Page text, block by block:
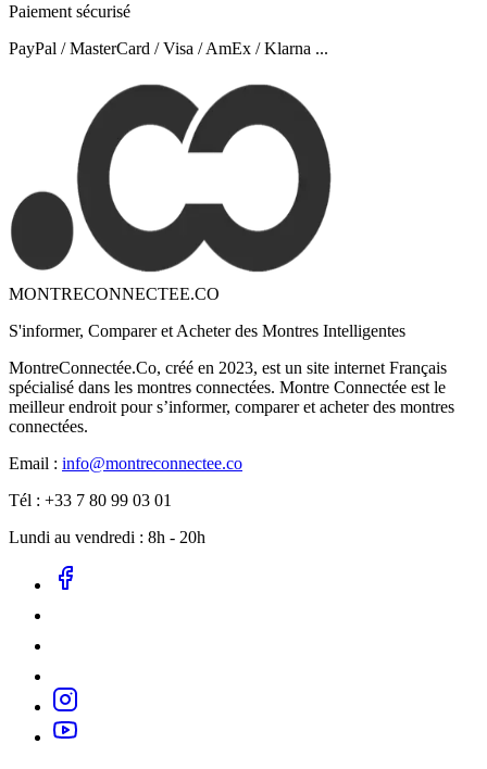
Paiement sécurisé
PayPal / MasterCard / Visa / AmEx / Klarna ...
MONTRECONNECTEE.CO
S'informer, Comparer et Acheter des Montres Intelligentes
MontreConnectée.Co, créé en 2023, est un site internet Français
spécialisé dans les montres connectées. Montre Connectée est le
meilleur endroit pour s’informer, comparer et acheter des montres
connectées.
Email : info@montreconnectee.co
Tél : +33 7 80 99 03 01
Lundi au vendredi : 8h - 20h